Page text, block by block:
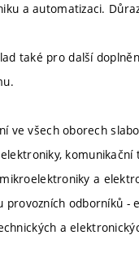
a automatizaci.
také pro další
ve všech oborech
komunikační
a
odborníků -
a